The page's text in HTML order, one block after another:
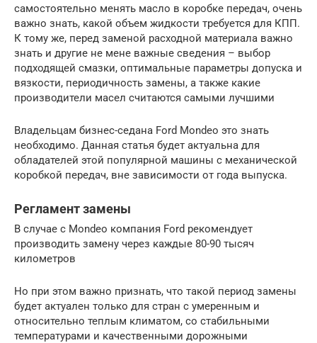
самостоятельно менять масло в коробке передач, очень
важно знать, какой объем жидкости требуется для КПП.
К тому же, перед заменой расходной материала важно
знать и другие не мене важные сведения – выбор
подходящей смазки, оптимальные параметры допуска и
вязкости, периодичность замены, а также какие
производители масел считаются самыми лучшими
Владельцам бизнес-седана Ford Mondeo это знать
необходимо. Данная статья будет актуальна для
обладателей этой популярной машины с механической
коробкой передач, вне зависимости от года выпуска.
Регламент замены
В случае с Mondeo компания Ford рекомендует
производить замену через каждые 80-90 тысяч
километров
Но при этом важно признать, что такой период замены
будет актуален только для стран с умеренным и
относительно теплым климатом, со стабильными
температурами и качественными дорожными